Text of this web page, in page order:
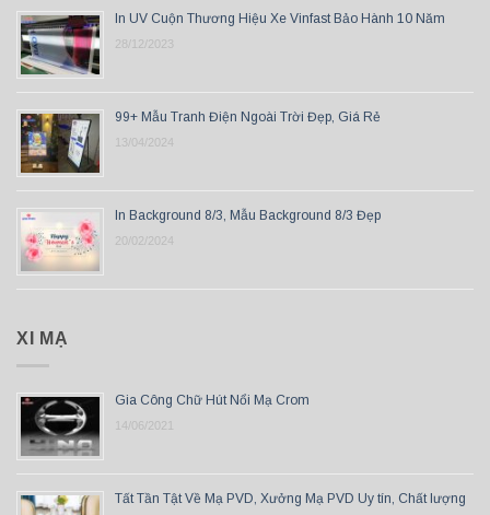
In UV Cuộn Thương Hiệu Xe Vinfast Bảo Hành 10 Năm
28/12/2023
99+ Mẫu Tranh Điện Ngoài Trời Đẹp, Giá Rẻ
13/04/2024
In Background 8/3, Mẫu Background 8/3 Đẹp
20/02/2024
XI MẠ
Gia Công Chữ Hút Nổi Mạ Crom
14/06/2021
Tất Tần Tật Về Mạ PVD, Xưởng Mạ PVD Uy tín, Chất lượng